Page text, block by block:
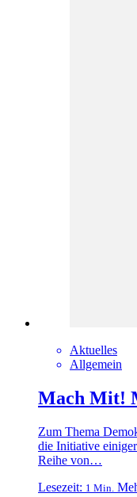
Aktuelles
Allgemein
Mach Mit!
Zum Thema
die Initiative
Reihe von…
Lesezeit: 1 Min.